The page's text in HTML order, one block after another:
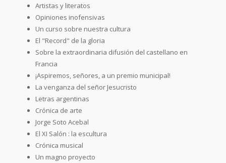
Artistas y literatos
Opiniones inofensivas
Un curso sobre nuestra cultura
El "Record" de la gloria
Sobre la extraordinaria difusión del castellano en
Francia
¡Aspiremos, señores, a un premio municipal!
La venganza del señor Jesucristo
Letras argentinas
Crónica de arte
Jorge Soto Acebal
El XI Salón : la escultura
Crónica musical
Un magno proyecto